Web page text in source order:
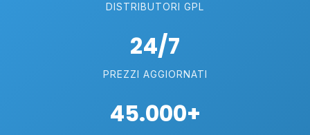
DISTRIBUTORI GPL
24/7
PREZZI AGGIORNATI
45.000+